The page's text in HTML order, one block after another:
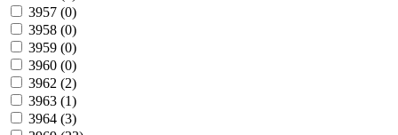
3957 (0)
3958 (0)
3959 (0)
3960 (0)
3962 (2)
3963 (1)
3964 (3)